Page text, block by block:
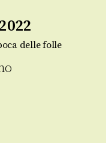
delle folle